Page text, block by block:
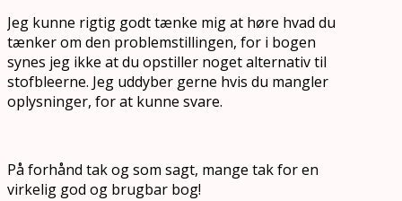
Jeg kunne rigtig godt tænke mig at høre hvad du
tænker om den problemstillingen, for i bogen
synes jeg ikke at du opstiller noget alternativ til
stofbleerne. Jeg uddyber gerne hvis du mangler
oplysninger, for at kunne svare.
På forhånd tak og som sagt, mange tak for en
virkelig god og brugbar bog!